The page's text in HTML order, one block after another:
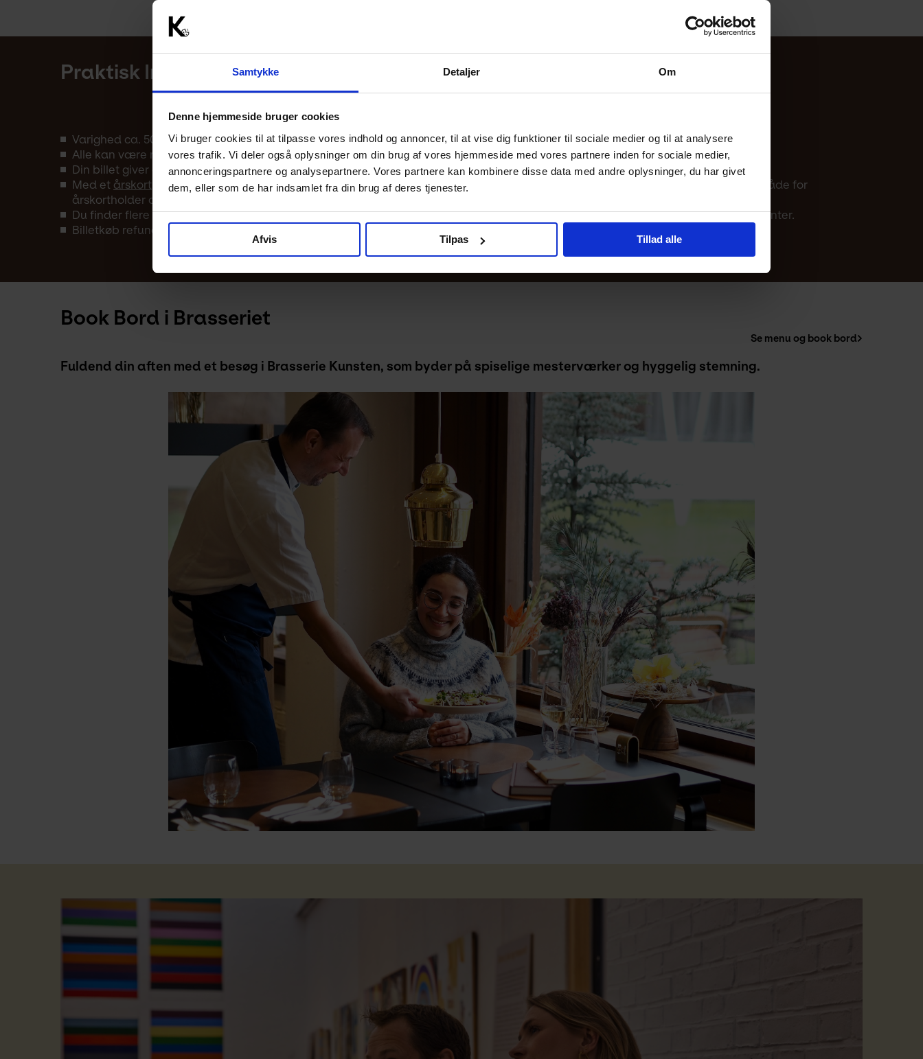
Samtykke Detaljer Om
Denne hjemmeside bruger cookies
Vi bruger cookies til at tilpasse vores indhold og annoncer, til at vise dig funktioner til sociale medier og til at analysere
vores trafik. Vi deler også oplysninger om din brug af vores hjemmeside med vores partnere inden for sociale medier,
annonceringspartnere og analysepartnere. Vores partnere kan kombinere disse data med andre oplysninger, du har givet
dem, eller som de har indsamlet fra din brug af deres tjenester.
Afvis Tilpas Tillad alle
Praktisk Information
Varighed ca. 50 min.
Alle kan være med – uanset forudgående viden.
Din billet giver adgang til museet fra kl. 10. Du er velkommen til at komme tidligt og udforske vores udstillinger.
Med et årskort har du fri entré til museet året rundt og betaler den laveste pris for eventbilletter – i mange tilfælde gælder det både for
årskortholder og en gæst.
Du finder flere arrangementer i Kunstenskalender. Skriv dig op til Kunstensnyhedsbrevfor at få først besked om nye arrangementer.
Billetkøb refunderes kun i tilfælde af aflysning.
Book Bord i Brasseriet
Se menu og book bord
Fuldend din aften med et besøg i Brasserie Kunsten, som byder på spiselige mesterværker og hyggelig stemning.